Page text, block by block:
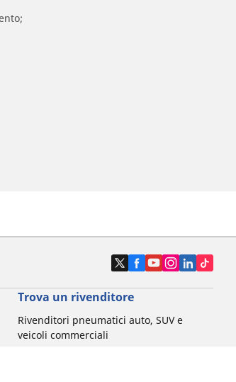
Trova un rivenditore
Rivenditori pneumatici auto, SUV e
veicoli commerciali